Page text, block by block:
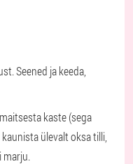
Seened ja keeda,
kaste (sega
ülevalt oksa tilli,